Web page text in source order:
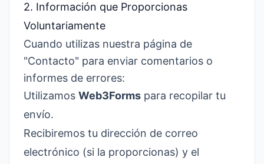
2. Información que Proporcionas
Voluntariamente
Cuando utilizas nuestra página de
"Contacto" para enviar comentarios o
informes de errores:
Utilizamos Web3Forms para recopilar tu
envío.
Recibiremos tu dirección de correo
electrónico (si la proporcionas) y el